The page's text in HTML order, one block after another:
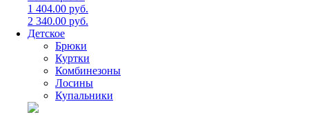
1 404.00 руб.
2 340.00 руб.
Детское
Брюки
Куртки
Комбинезоны
Лосины
Купальники